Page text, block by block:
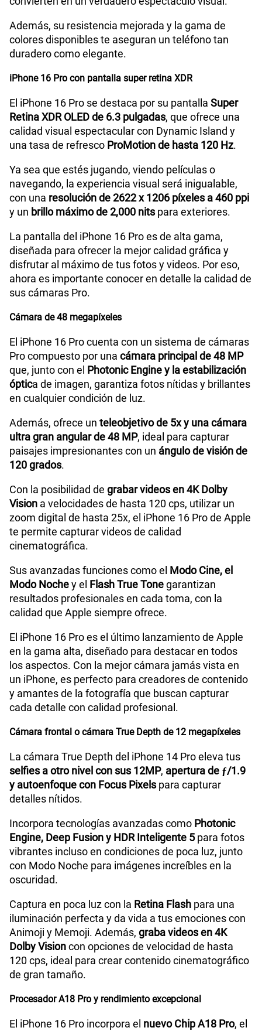
Además, su resistencia mejorada y la gama de
colores disponibles te aseguran un teléfono tan
duradero como elegante.
iPhone 16 Pro con pantalla super retina XDR
El iPhone 16 Pro se destaca por su pantalla Super
Retina XDR OLED de 6.3 pulgadas, que ofrece una
calidad visual espectacular con Dynamic Island y
una tasa de refresco ProMotion de hasta 120 Hz.
Ya sea que estés jugando, viendo películas o
navegando, la experiencia visual será inigualable,
con una resolución de 2622 x 1206 píxeles a 460 ppi
y un brillo máximo de 2,000 nitspara exteriores.
La pantalla del iPhone 16 Pro es de alta gama,
diseñada para ofrecer la mejor calidad gráfica y
disfrutar al máximo de tus fotos y videos. Por eso,
ahora es importante conocer en detalle la calidad de
sus cámaras Pro.
Cámara de 48 megapíxeles
El iPhone 16 Pro cuenta con un sistema de cámaras
Pro compuesto por una cámara principal de 48 MP
que, junto con el Photonic Engine y la estabilización
óptica de imagen, garantiza fotos nítidas y brillantes
en cualquier condición de luz.
Además, ofrece un teleobjetivo de 5x y una cámara
ultra gran angular de 48 MP, ideal para capturar
paisajes impresionantes con un ángulo de visión de
120 grados.
Con la posibilidad de grabar videos en 4K Dolby
Vision a velocidades de hasta 120 cps, utilizar un
zoom digital de hasta 25x, el iPhone 16 Pro de Apple
te permite capturar videos de calidad
cinematográfica.
Sus avanzadas funciones como el Modo Cine, el
Modo Nochey el Flash True Tonegarantizan
resultados profesionales en cada toma, con la
calidad que Apple siempre ofrece.
El iPhone 16 Pro es el último lanzamiento de Apple
en la gama alta, diseñado para destacar en todos
los aspectos. Con la mejor cámara jamás vista en
un iPhone, es perfecto para creadores de contenido
y amantes de la fotografía que buscan capturar
cada detalle con calidad profesional.
Cámara frontal o cámara True Depth de 12 megapíxeles
La cámara True Depth del iPhone 14 Pro eleva tus
selfies a otro nivel con sus 12MP, apertura de ƒ/1.9
y autoenfoque con Focus Pixelspara capturar
detalles nítidos.
Incorpora tecnologías avanzadas como Photonic
Engine, Deep Fusion y HDR Inteligente 5para fotos
vibrantes incluso en condiciones de poca luz, junto
con Modo Noche para imágenes increíbles en la
oscuridad.
Captura en poca luz con la Retina Flash para una
iluminación perfecta y da vida a tus emociones con
Animoji y Memoji. Además, graba videos en 4K
Dolby Visioncon opciones de velocidad de hasta
120 cps, ideal para crear contenido cinematográfico
de gran tamaño.
Procesador A18 Pro y rendimiento excepcional
El iPhone 16 Pro incorpora el nuevo Chip A18 Pro, el